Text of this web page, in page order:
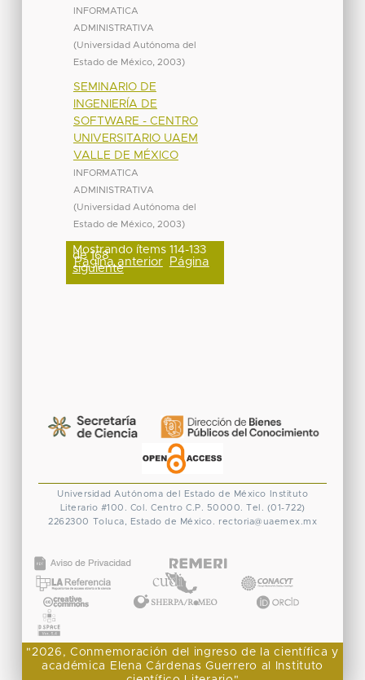
INFORMATICA
ADMINISTRATIVA
(Universidad Autónoma del
Estado de México, 2003)
SEMINARIO DE
INGENIERÍA DE
SOFTWARE - CENTRO
UNIVERSITARIO UAEM
VALLE DE MÉXICO
INFORMATICA
ADMINISTRATIVA
(Universidad Autónoma del
Estado de México, 2003)
Mostrando ítems 114-133
de 168
Página anterior Página
siguiente
Universidad Autónoma del Estado de México
Instituto
Literario #100. Col. Centro C.P. 50000. Tel. (01-722)
2262300 Toluca, Estado de México. rectoria@uaemex.mx
"2026, Conmemoración del ingreso de la científica y
académica Elena Cárdenas Guerrero al Instituto